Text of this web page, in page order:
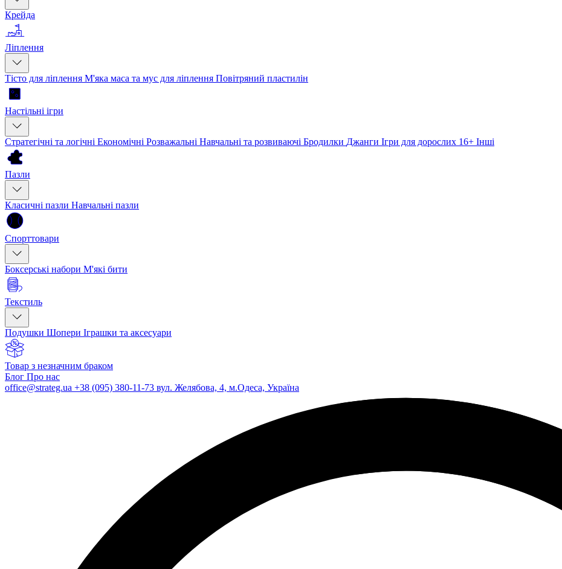
Крейда
Ліплення
Тісто для ліплення М'яка маса та мус для ліплення Повітряний пластилін
Настільні ігри
Стратегічні та логічні Економічні Розважальні Навчальні та розвиваючі Бродилки Джанги Ігри для дорослих 16+ Інші
Пазли
Класичні пазли Навчальні пазли
Спорттовари
Боксерські набори М'які бити
Текстиль
Подушки Шопери Іграшки та аксесуари
Товар з незначним браком
Блог Про нас
office@strateg.ua +38 (095) 380-11-73 вул. Желябова, 4, м.Одеса, Україна